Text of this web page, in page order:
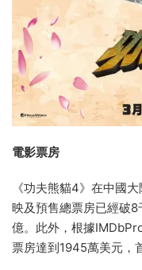
電影票房
《功夫熊貓4》在中國
映及預售總票房已經破
億。此外，根據
票房達到1945萬美元，